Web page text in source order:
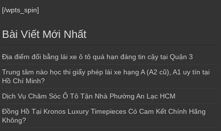
[/wpts_spin]
Bài Viết Mới Nhất
Địa điểm đổi bằng lái xe ô tô quá hạn đáng tin cậy tại Quận 3
Trung tâm nào học thi giấy phép lái xe hạng A (A2 cũ), A1 uy tín tại
Hồ Chí Minh?
Dịch Vụ Chăm Sóc Ô Tô Tận Nhà Phường An Lạc HCM
Đồng Hồ Tại Kronos Luxury Timepieces Có Cam Kết Chính Hãng
Không?